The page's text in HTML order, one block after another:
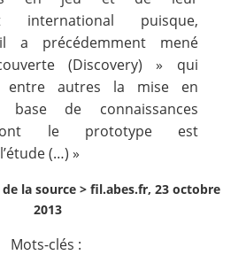
international puisque,
a précédemment mené
(Discovery) » qui
entre autres la mise en
de connaissances
le prototype est
(…) »
la source > fil.abes.fr, 23 octobre
2013
Mots-clés :